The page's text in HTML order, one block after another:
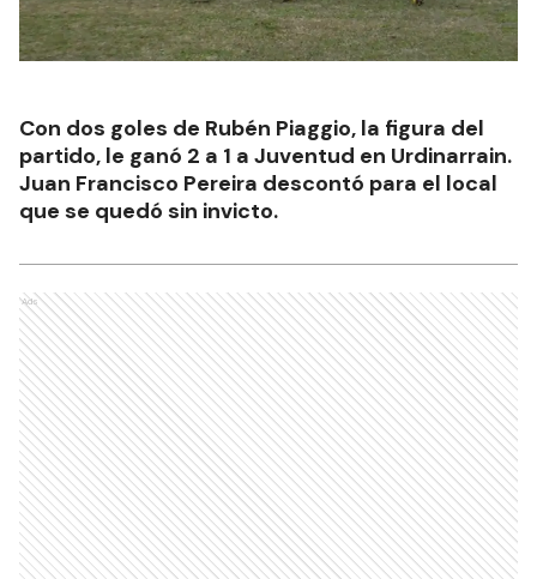
Con dos goles de Rubén Piaggio, la figura del
partido, le ganó 2 a 1 a Juventud en Urdinarrain.
Juan Francisco Pereira descontó para el local
que se quedó sin invicto.
Ads